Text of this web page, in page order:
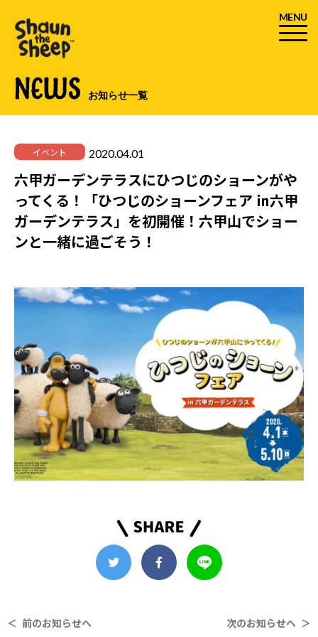
MENU
NEWS お知らせ一覧
イベント 2020.04.01
六甲ガーデンテラスにひつじのショーンがや
ってくる！「ひつじのショーンフェア ㏌六甲
ガーデンテラス」を初開催！六甲山でショー
ンと一緒に過ごそう！
＜ 前のお知らせへ 次のお知らせへ ＞